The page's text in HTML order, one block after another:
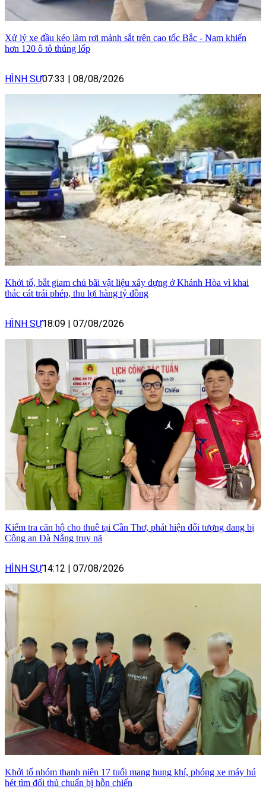
Xử lý xe đầu kéo làm rơi mảnh sắt trên cao tốc Bắc - Nam khiến
hơn 120 ô tô thủng lốp
HÌNH SỰ07:33 | 08/08/2026
Khởi tố, bắt giam chủ bãi vật liệu xây dựng ở Khánh Hòa vì khai
thác cát trái phép, thu lợi hàng tỷ đồng
HÌNH SỰ18:09 | 07/08/2026
Kiểm tra căn hộ cho thuê tại Cần Thơ, phát hiện đối tượng đang bị
Công an Đà Nẵng truy nã
HÌNH SỰ14:12 | 07/08/2026
Khởi tố nhóm thanh niên 17 tuổi mang hung khí, phóng xe máy hú
hét tìm đối thủ chuẩn bị hỗn chiến